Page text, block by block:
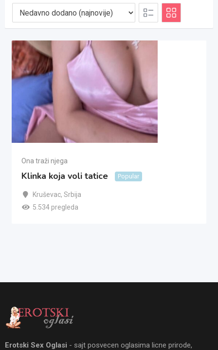
Ona traži njega
Klinka koja voli tatice Popular
Kruševac, Srbija
5.534 pregleda
Erotski Sex Oglasi - sajt posvecen oglasima licne prirode,